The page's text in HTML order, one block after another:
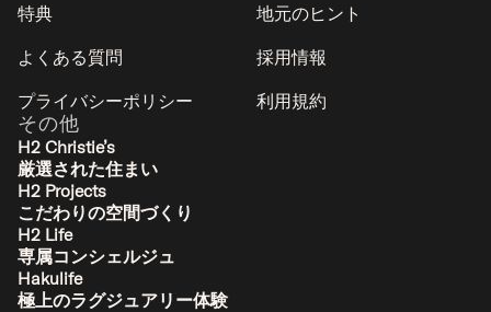
特典
地元のヒント
よくある質問
採用情報
プライバシーポリシー
利用規約
その他
H2 Christie’s
厳選された住まい
H2 Projects
こだわりの空間づくり
H2 Life
専属コンシェルジュ
Hakulife
極上のラグジュアリー体験